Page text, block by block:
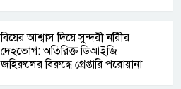
বিয়ের আশ্বাস দিয়ে সুন্দরী নরিীর
দেহভোগ: অতিরিক্ত ডিআইজি
জহিরুলের বিরুদ্ধে গ্রেপ্তারি পরোয়ানা